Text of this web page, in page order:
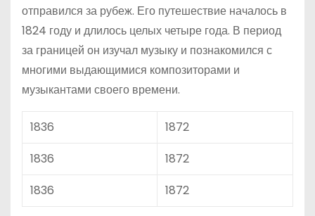
отправился за рубеж. Его путешествие началось в
1824 году и длилось целых четыре года. В период
за границей он изучал музыку и познакомился с
многими выдающимися композиторами и
музыкантами своего времени.
1836
1872
1836
1872
1836
1872